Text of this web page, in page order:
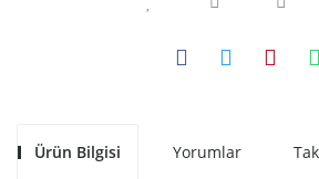
Ürün Bilgisi Yorumlar